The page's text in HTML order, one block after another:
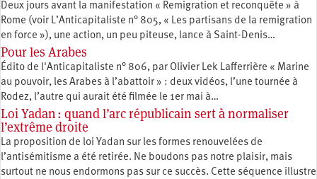
Deux jours avant la manifestation « Remigration et reconquête » à
Rome (voir L’Anticapitaliste n° 805, « Les partisans de la remigration
en force »), une action, un peu piteuse, lance à Saint-Denis…
Pour les Arabes
Édito de l'Anticapitaliste n° 806, par Olivier Lek Lafferrière « Marine
au pouvoir, les Arabes à l’abattoir » : deux vidéos, l’une tournée à
Rodez, l’autre qui aurait été filmée le 1er mai à…
Loi Yadan : quand l’arc républicain sert à normaliser
l’extrême droite
La proposition de loi Yadan sur les formes renouvelées de
l’antisémitisme a été retirée. Ne boudons pas notre plaisir, mais
surtout ne nous endormons pas sur ce succès. Cette séquence illustre